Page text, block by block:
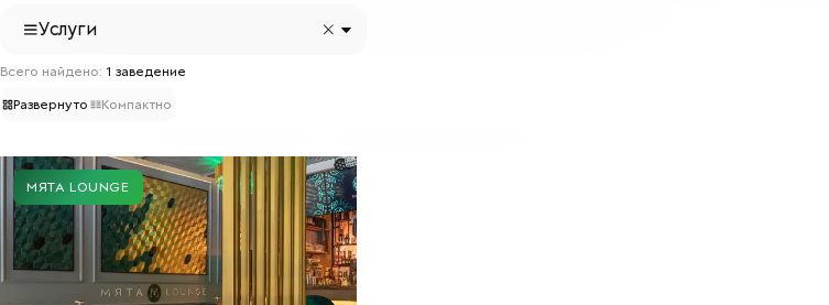
Услуги
Всего найдено: 1 заведение
Развернуто
Компактно
МЯТА LOUNGE